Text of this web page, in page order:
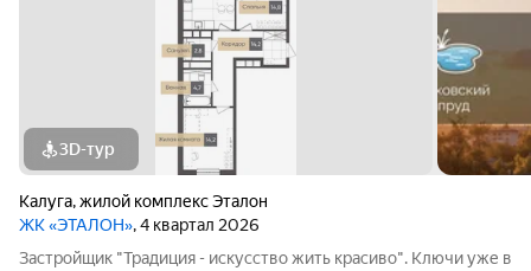
3D-тур
Калуга,жилой комплекс Эталон
ЖК «ЭТАЛОН», 4 квартал 2026
Застройщик "Традиция - искусство жить красиво". Ключи уже в